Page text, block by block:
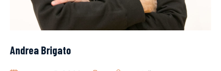
Andrea Brigato